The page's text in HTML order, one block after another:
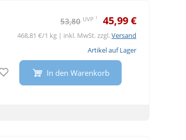
53,80 UVP 1 45,99 €
468,81 €/1 kg | inkl. MwSt. zzgl.Versand
Artikel auf Lager
Auf den Merkzettel
In den Warenkorb